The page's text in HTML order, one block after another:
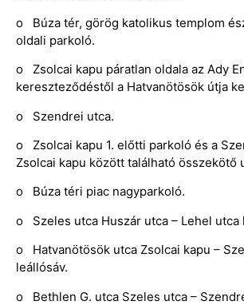
o Búza tér, görög katolikus templom
oldali parkoló.
o Zsolcai kapu páratlan oldala az Ady
kereszteződéstől a Hatvanötösök útja
o Szendrei utca.
o Zsolcai kapu 1. előtti parkoló és a
Zsolcai kapu között található összekötő
o Búza téri piac nagyparkoló.
o Szeles utca Huszár utca – Lehel utca
o Hatvanötösök utca Zsolcai kapu –
leállósáv.
o Bethlen G. utca Szeles utca –